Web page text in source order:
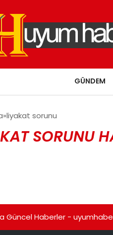
GÜNDEM
liyakat sorunu
SORUNU
Güncel Haberler -